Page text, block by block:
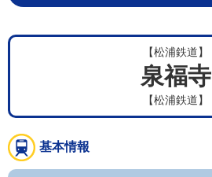
【松浦鉄道】
泉福寺
【松浦鉄道】
基本情報